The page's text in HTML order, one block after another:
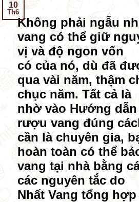
10
Th6
Không phải ngẫu
vang có thể giữ
vị và độ ngon vốn
có của nó, dù đã
qua vài năm, thậm
chục năm. Tất cả là
nhờ vào Hướng
rượu vang đúng
cần là chuyên gia,
hoàn toàn có thể
vang tại nhà bằng
các nguyên tắc do
Nhất Vang tổng